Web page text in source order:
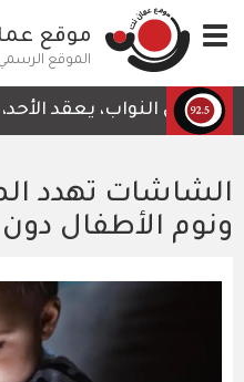
إلى
المحتوى
الرئيسي
Toggle
navigation
موقع
الموقع الرسمي
النواب، يعقد الأحد،
الشاشات تهدد
ونوم الأطفال